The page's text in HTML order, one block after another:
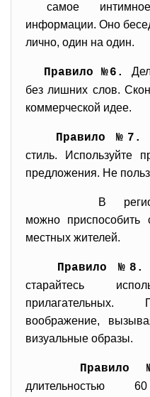
самое
информации. Оно
лично, один на один.
Правило №6.
без лишних слов.
коммерческой идее.
Правило
стиль. Используйте
предложения. Не
В
можно приспособить
местных жителей.
Правило №8.
старайтесь
прилагательных.
воображение,
визуальные образы.
Правило
длительностью